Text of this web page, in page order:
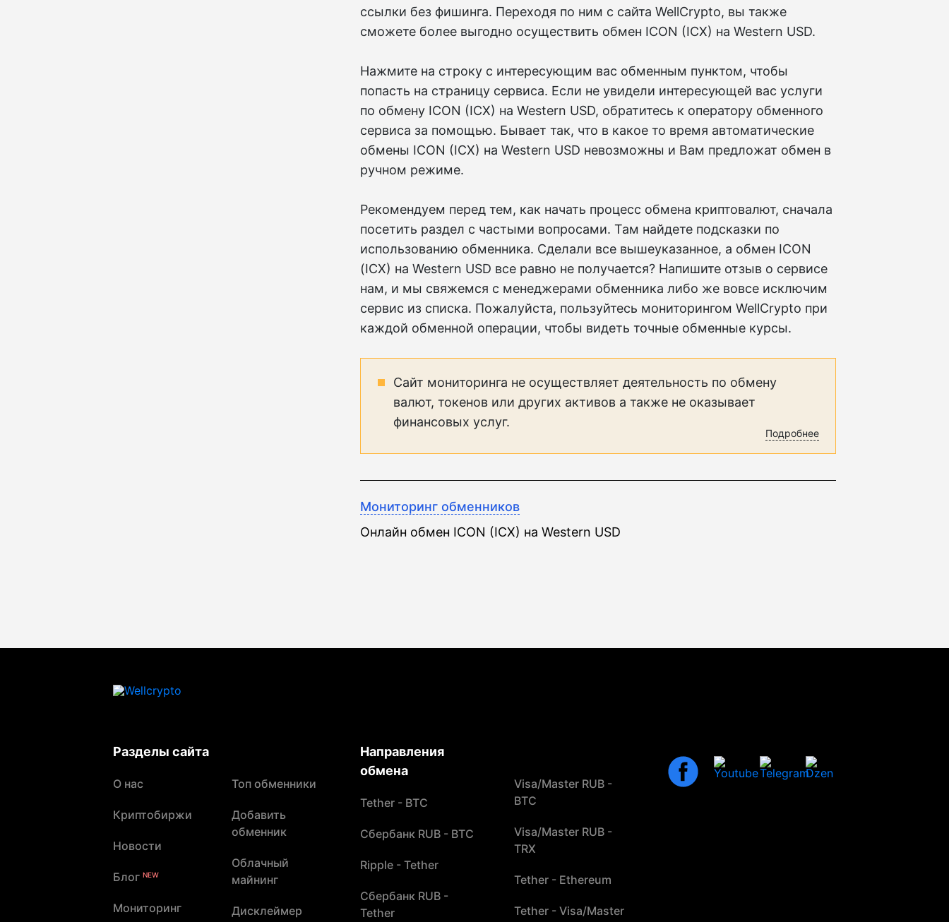
ссылки без фишинга. Переходя по ним с сайта WellCrypto, вы также
сможете более выгодно осуществить обмен ICON (ICX) на Western USD.
Нажмите на строку с интересующим вас обменным пунктом, чтобы
попасть на страницу сервиса. Если не увидели интересующей вас услуги
по обмену ICON (ICX) на Western USD, обратитесь к оператору обменного
сервиса за помощью. Бывает так, что в какое то время автоматические
обмены ICON (ICX) на Western USD невозможны и Вам предложат обмен в
ручном режиме.
Рекомендуем перед тем, как начать процесс обмена криптовалют, сначала
посетить раздел с частыми вопросами. Там найдете подсказки по
использованию обменника. Сделали все вышеуказанное, а обмен ICON
(ICX) на Western USD все равно не получается? Напишите отзыв о сервисе
нам, и мы свяжемся с менеджерами обменника либо же вовсе исключим
сервис из списка. Пожалуйста, пользуйтесь мониторингом WellCrypto при
каждой обменной операции, чтобы видеть точные обменные курсы.
Сайт мониторинга не осуществляет деятельность по обмену
валют, токенов или других активов а также не оказывает
финансовых услуг.
Подробнее
Мониторинг обменников
Онлайн обмен ICON (ICX) на Western USD
Разделы сайта
О нас
Криптобиржи
Новости
Блог NEW
Мониторинг
Топ обменники
Добавить
обменник
Облачный
майнинг
Дисклеймер
Направления
обмена
Tether - BTC
Сбербанк RUB - BTC
Ripple - Tether
Сбербанк RUB -
Tether
Visa/Master RUB -
BTC
Visa/Master RUB -
TRX
Tether - Ethereum
Tether - Visa/Master